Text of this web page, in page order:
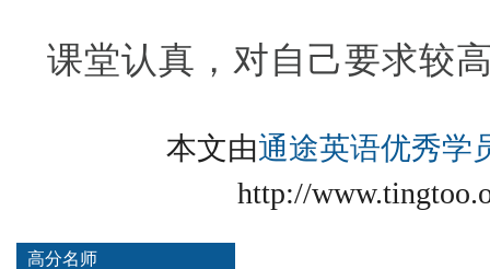
课堂认真，对自己要求较
本文由通途英语优秀学
http://
高分名师